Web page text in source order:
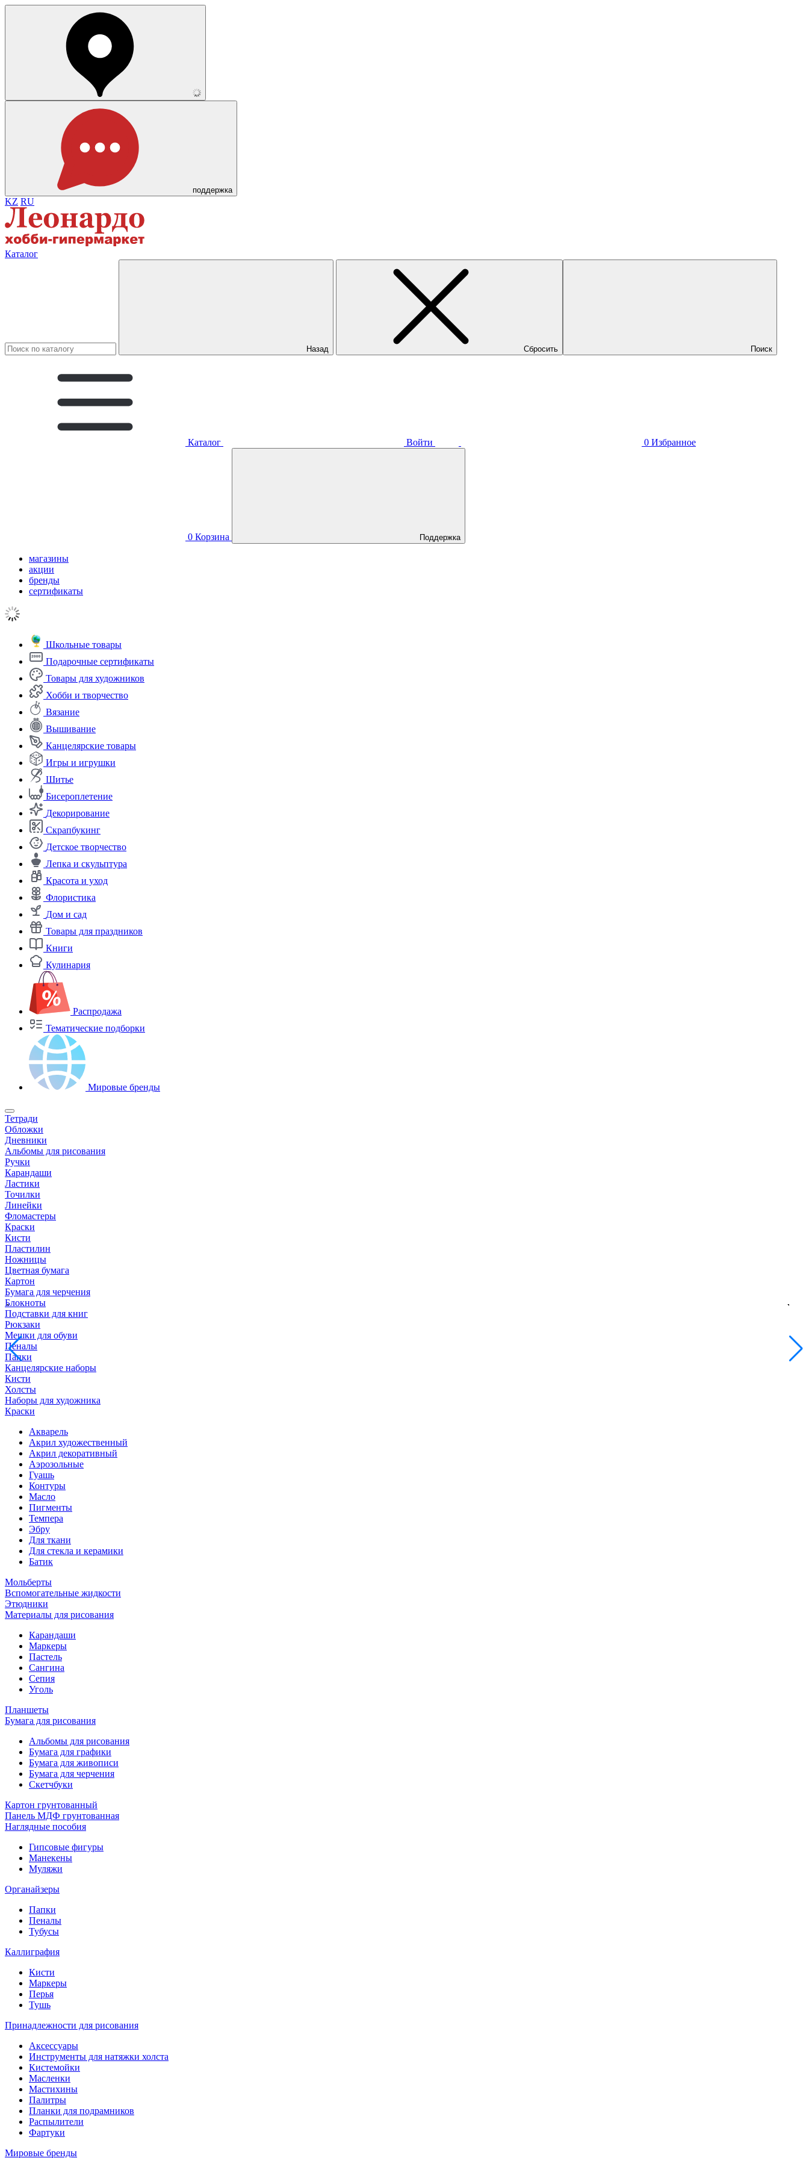
поддержка
KZ RU
Каталог
Назад Сбросить Поиск
Каталог Войти 0 Избранное
0 Корзина Поддержка
магазины
акции
бренды
сертификаты
Школьные товары
Подарочные сертификаты
Товары для художников
Хобби и творчество
Вязание
Вышивание
Канцелярские товары
Игры и игрушки
Шитье
Бисероплетение
Декорирование
Скрапбукинг
Детское творчество
Лепка и скульптура
Красота и уход
Флористика
Дом и сад
Товары для праздников
Книги
Кулинария
Распродажа
Тематические подборки
Мировые бренды
Тетради
Обложки
Дневники
Альбомы для рисования
Ручки
Карандаши
Ластики
Точилки
Линейки
Фломастеры
Краски
Кисти
Пластилин
Ножницы
Цветная бумага
Картон
Бумага для черчения
Блокноты
Подставки для книг
Рюкзаки
Мешки для обуви
Пеналы
Папки
Канцелярские наборы
Кисти
Холсты
Наборы для художника
Краски
Акварель
Акрил художественный
Акрил декоративный
Аэрозольные
Гуашь
Контуры
Масло
Пигменты
Темпера
Эбру
Для ткани
Для стекла и керамики
Батик
Мольберты
Вспомогательные жидкости
Этюдники
Материалы для рисования
Карандаши
Маркеры
Пастель
Сангина
Сепия
Уголь
Планшеты
Бумага для рисования
Альбомы для рисования
Бумага для графики
Бумага для живописи
Бумага для черчения
Скетчбуки
Картон грунтованный
Панель МДФ грунтованная
Наглядные пособия
Гипсовые фигуры
Манекены
Муляжи
Органайзеры
Папки
Пеналы
Тубусы
Каллиграфия
Кисти
Маркеры
Перья
Тушь
Принадлежности для рисования
Аксессуары
Инструменты для натяжки холста
Кистемойки
Масленки
Мастихины
Палитры
Планки для подрамников
Распылители
Фартуки
Мировые бренды